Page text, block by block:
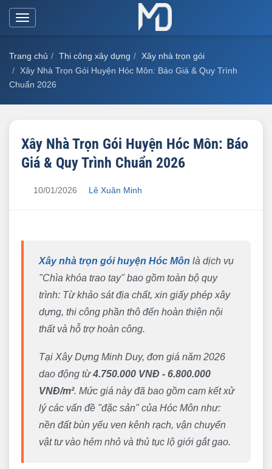
Toggle
Trang chủ Thi công xây dựng
Xây nhà trọn gói
Xây Nhà Trọn Gói Huyện Hóc Môn: Báo Giá & Quy Trình
Chuẩn 2026
Xây Nhà Trọn Gói Huyện Hóc Môn: Báo
Giá & Quy Trình Chuẩn 2026
10/01/2026 Lê Xuân Minh
Xây nhà trọn gói huyện Hóc Môn là dịch vụ
"Chìa khóa trao tay" bao gồm toàn bộ quy
trình: Từ khảo sát địa chất, xin giấy phép xây
dựng, thi công phần thô đến hoàn thiện nội
thất và hỗ trợ hoàn công.
Tại Xây Dựng Minh Duy, đơn giá năm 2026
dao động từ4.750.000 VNĐ - 6.800.000
VNĐ/m². Mức giá này đã bao gồm cam kết xử
lý các vấn đề "đặc sản" của Hóc Môn như:
nền đất bùn yếu ven kênh rạch, vận chuyển
vật tư vào hẻm nhỏ và thủ tục lộ giới gắt gao.